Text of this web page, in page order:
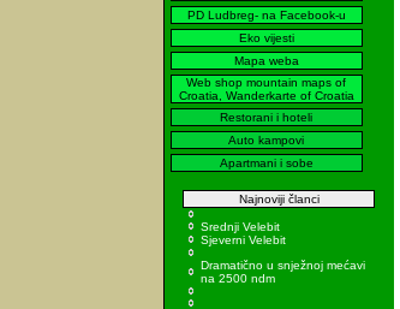
PD Ludbreg- na Facebook-u
Eko vijesti
Mapa weba
Web shop mountain maps of
Croatia, Wanderkarte of Croatia
Restorani i hoteli
Auto kampovi
Apartmani i sobe
Najnoviji članci
Srednji Velebit
Sjeverni Velebit
Dramatično u snježnoj mećavi
na 2500 ndm